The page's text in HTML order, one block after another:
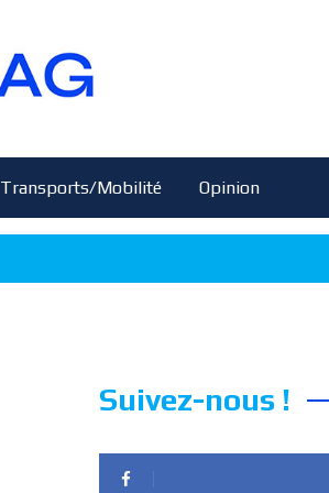
Transports/Mobilité Opinion
Suivez-nous !